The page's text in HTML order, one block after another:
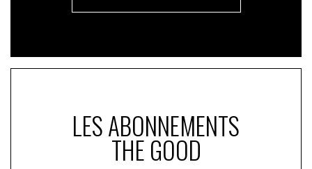
LES ABONNEMENTS
THE GOOD